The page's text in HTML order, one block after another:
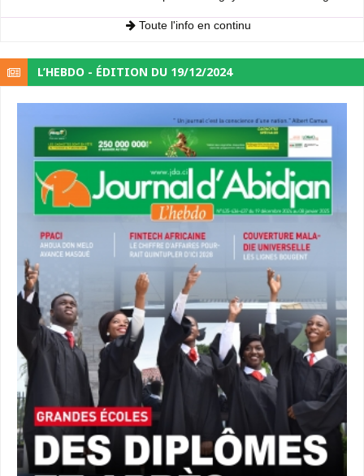
Toute l'info en continu
L’HEBDO - ÉDITION DU 19/12/2024